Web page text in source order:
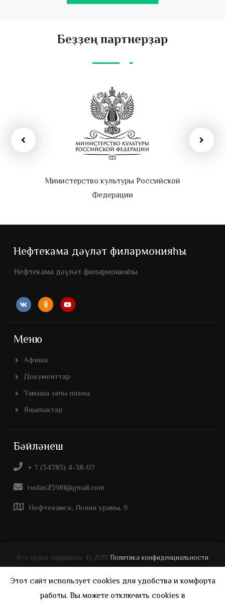
Беҙҙең партнерҙар
Министерство культуры Российской
Федерации
Нефтекама дәүләт филармонияһы
Нефтекама дәүләт филармонияһы
Меню
Афиша
Документтар
Тамаша залы планы
Яңылыктар
Бәйләнеш
+ 7 (34783) 4-38-07
ruslan23981@gmail.com
Нефтекамск, Ленин урамы, 9
Все права защищены. © 2019 Политика конфиденциальности
Этот сайт использует cookies для удобства и комфорта
работы. Вы можете отключить cookies в